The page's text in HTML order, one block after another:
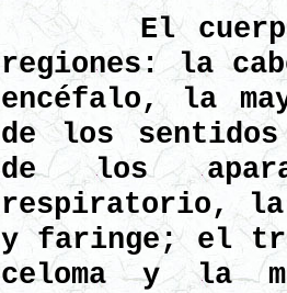
El cuerpo
regiones: la
encéfalo, la
de los
de los
respiratorio, la
y faringe; el
celoma y la